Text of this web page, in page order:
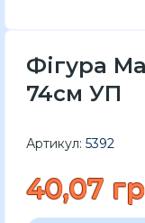
Фігура
74см УП
Артикул: 5392
40,07